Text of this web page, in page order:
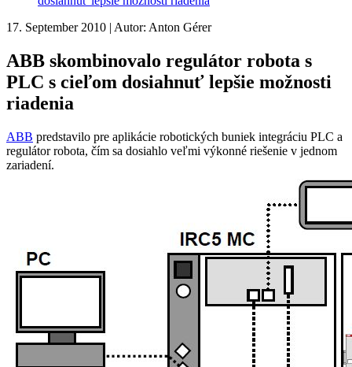
17. September 2010 | Autor: Anton Gérer
ABB skombinovalo regulátor robota s
PLC s cieľom dosiahnuť lepšie možnosti
riadenia
ABB predstavilo pre aplikácie robotických buniek integráciu PLC a
regulátor robota, čím sa dosiahlo veľmi výkonné riešenie v jednom
zariadení.